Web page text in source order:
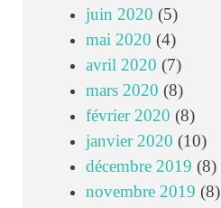
juin 2020 (5)
mai 2020 (4)
avril 2020 (7)
mars 2020 (8)
février 2020 (8)
janvier 2020 (10)
décembre 2019 (8)
novembre 2019 (8)